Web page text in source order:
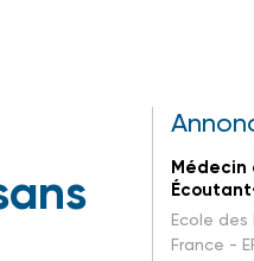
Médecin
Ecole
France -